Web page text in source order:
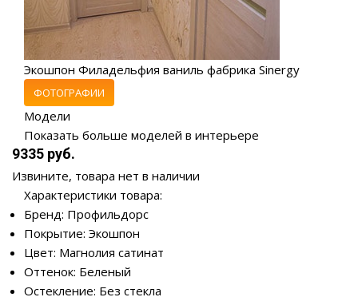
Экошпон Филадельфия ваниль фабрика Sinergy
ФОТОГРАФИИ
Модели
Показать больше моделей в интерьере
9335 руб.
Извините, товара нет в наличии
Характеристики товара:
Бренд: Профильдорс
Покрытие: Экошпон
Цвет: Магнолия сатинат
Оттенок: Беленый
Остекление: Без стекла